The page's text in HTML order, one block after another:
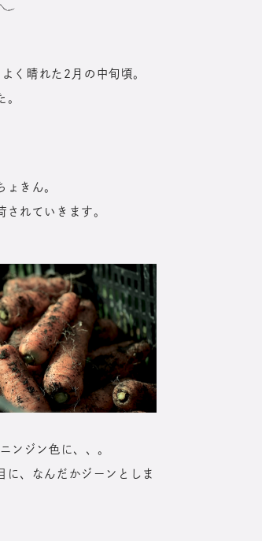
く晴れた2月の中旬頃。
きん。
れていきます。
ンジン色に、、。
に、なんだかジーンとしま